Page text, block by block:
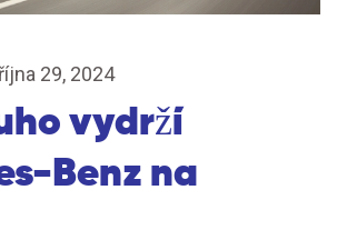
října 29, 2024
vydrží
Benz na